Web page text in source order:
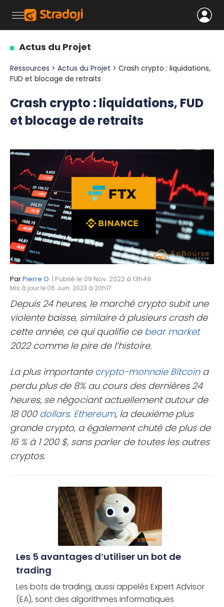
Actus du Projet
Ressources > Actus du Projet > Crash crypto : liquidations,
FUD et blocage de retraits
Crash crypto : liquidations, FUD
et blocage de retraits
ParPierre O. | Publié le 09 Nov. 2022 à 13h49
Mis à jour le 06 Juin. 2023 à 20h17
Depuis 24 heures, le marché crypto subit une
violente baisse, similaire à plusieurs crash de
cette année, ce qui qualifie ce bear market
2022 comme le pire de l’histoire.
La plus importante crypto-monnaie Bitcoina
perdu plus de 8% au cours des dernières 24
heures, se négociant actuellement autour de
18 000 dollars. Ethereum, la deuxième plus
grande crypto, a également chuté de plus de
16 % à 1 200 $, sans parler de toutes les autres
cryptos.
Les 5 avantages d’utiliser un bot de
trading
Les bots de trading, aussi appelés Expert Advisor
(EA), sont des algorithmes informatiques